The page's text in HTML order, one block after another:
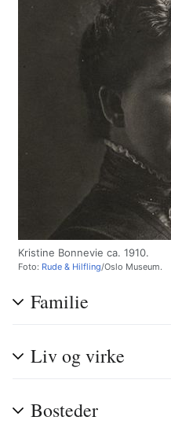
Kristine Bonnevie ca. 1910.
Foto: Rude & Hilfling/Oslo Museum.
Familie
Liv og virke
Bosteder